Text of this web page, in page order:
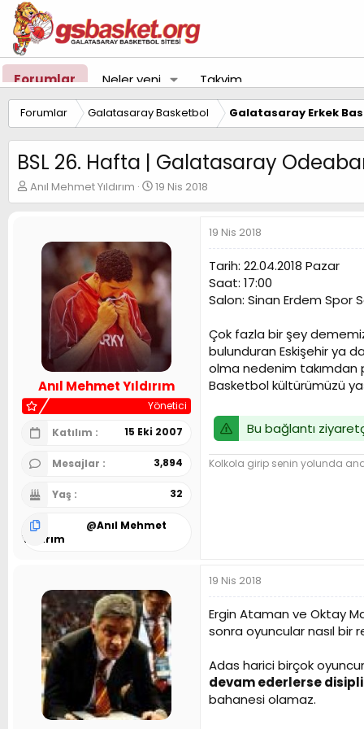
Forumlar Neler yeni Takvim
Forumlar Galatasaray Basketbol Galatasaray Erkek
BSL 26. Hafta | Galatasaray
K
o
Anıl Mehmet Yıldırım
B
a
a
n
g
ı
ç
a
h
i
19 Nis 2018
Anıl Mehmet Yıldırım
Yönetici
Katılım
15 Eki 2007
Mesajlar 3,894
Yaş 32
@Anıl Mehmet
Yıldırım
19 Nis 2018
Tarih: 22.04.2018 Pazar
Saat: 17:00
Salon: Sinan Erdem Spor
Çok fazla bir şey
bulunduran Eskişehir ya
olma nedenim takımdan
Basketbol kültürümüzü
Bu bağlantı
Kolkola girip senin yolunda
19 Nis 2018
Ergin Ataman ve Oktay
sonra oyuncular nasıl bir
Adas harici birçok
devam ederlerse
bahanesi olamaz.